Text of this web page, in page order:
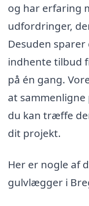
og har erfaring
udfordringer,
Desuden
indhente tilbud
på én gang.
at
du kan træffe
dit projekt.
Her er nogle af
gulvlægger i